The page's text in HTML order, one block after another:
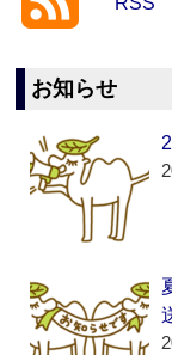
お知らせ